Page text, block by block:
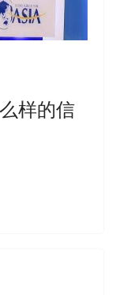
样的信